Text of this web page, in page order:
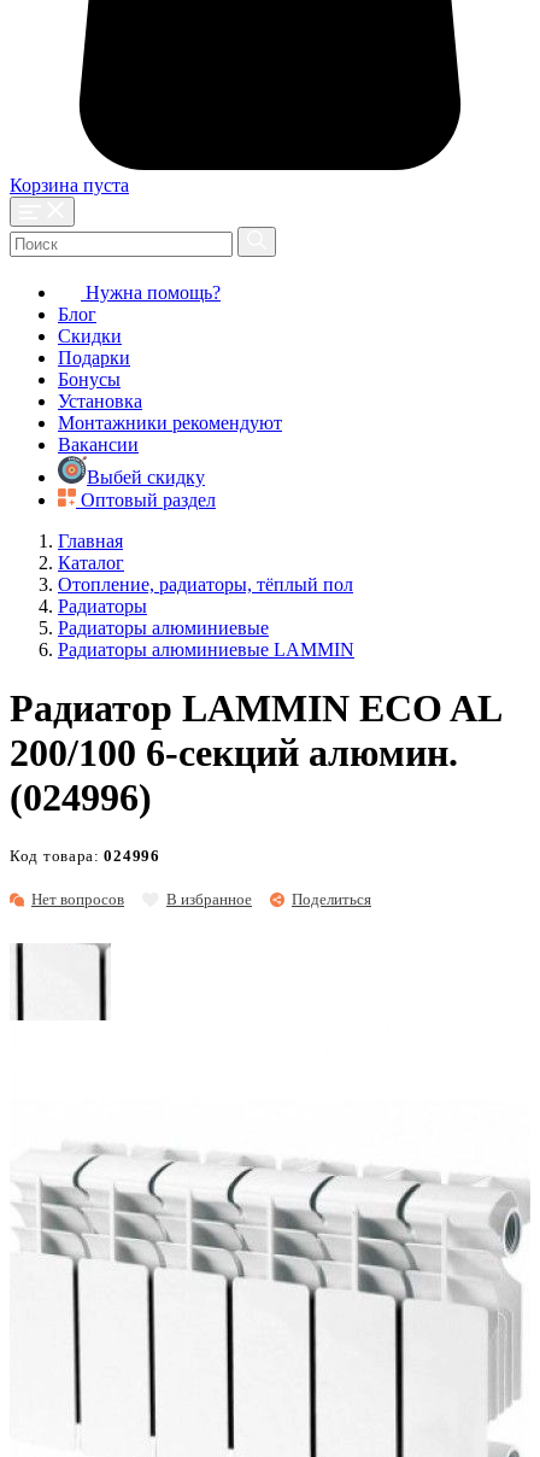
Корзина пуста
Нужна помощь?
Блог
Скидки
Подарки
Бонусы
Установка
Монтажники рекомендуют
Вакансии
Выбей скидку
Оптовый раздел
Главная
Каталог
Отопление, радиаторы, тёплый пол
Радиаторы
Радиаторы алюминиевые
Радиаторы алюминиевые LAMMIN
Радиатор LAMMIN ECO AL
200/100 6-секций алюмин.
(024996)
Нет вопросов В избранное Поделиться
Код товара:024996